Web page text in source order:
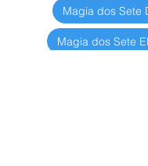
Magia dos Sete
Magia dos Sete